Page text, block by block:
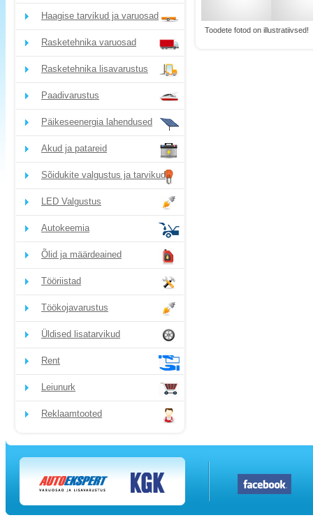
Haagise tarvikud ja varuosad
Rasketehnika varuosad
Rasketehnika lisavarustus
Paadivarustus
Päikeseenergia lahendused
Akud ja patareid
Sõidukite valgustus ja tarvikud
LED Valgustus
Autokeemia
Õlid ja määrdeained
Tööriistad
Töökojavarustus
Üldised lisatarvikud
Rent
Leiunurk
Reklaamtooted
Toodete fotod on illustratiivsed!